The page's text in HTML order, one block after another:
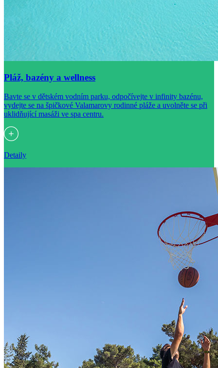
Pláž, bazény a wellness
Bavte se v dětském vodním parku, odpočívejte v infinity bazénu,
vydejte se na špičkové Valamarovy rodinné pláže a uvolněte se při
uklidňující masáži ve spa centru.
Detaily